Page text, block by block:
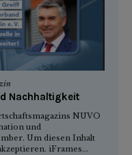
Nachhaltigkeit
NUVO
und
Um diesen Inhalt
iFrames...